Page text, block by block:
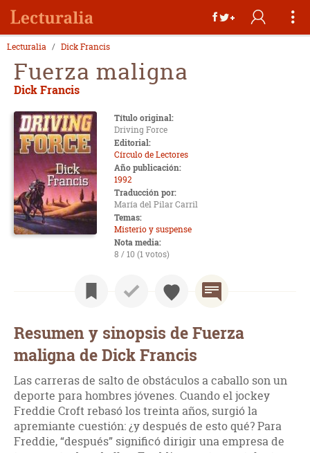
Lecturalia Dick Francis
Fuerza maligna
Dick Francis
Título original:
Driving Force
Editorial:
Círculo de Lectores
Año publicación:
1992
Traducción por:
María del Pilar Carril
Temas:
Misterio y suspense
Nota media:
8 / 10 (1 votos)
Resumen y sinopsis de Fuerza
maligna de Dick Francis
Las carreras de salto de obstáculos a caballo son un
deporte para hombres jóvenes. Cuando el jockey
Freddie Croft rebasó los treinta años, surgió la
apremiante cuestión: ¿y después de esto qué? Para
Freddie, “después” significó dirigir una empresa de